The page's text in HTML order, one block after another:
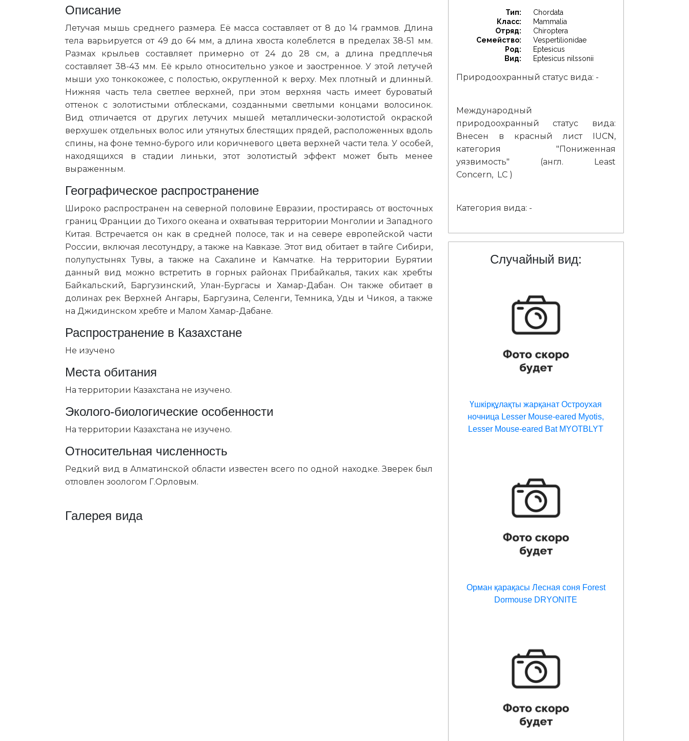
Описание
Летучая мышь среднего размера. Её масса составляет от 8 до 14 граммов. Длина
тела варьируется от 49 до 64 мм, а длина хвоста колеблется в пределах 38-51 мм.
Размах крыльев составляет примерно от 24 до 28 см, а длина предплечья
составляет 38-43 мм. Её крыло относительно узкое и заостренное. У этой летучей
мыши ухо тонкокожее, с полостью, округленной к верху. Мех плотный и длинный.
Нижняя часть тела светлее верхней, при этом верхняя часть имеет буроватый
оттенок с золотистыми отблесками, созданными светлыми концами волосинок.
Вид отличается от других летучих мышей металлически-золотистой окраской
верхушек отдельных волос или утянутых блестящих прядей, расположенных вдоль
спины, на фоне темно-бурого или коричневого цвета верхней части тела. У особей,
находящихся в стадии линьки, этот золотистый эффект может быть менее
выраженным.
Географическое распространение
Широко распространен на северной половине Евразии, простираясь от восточных
границ Франции до Тихого океана и охватывая территории Монголии и Западного
Китая. Встречается он как в средней полосе, так и на севере европейской части
России, включая лесотундру, а также на Кавказе. Этот вид обитает в тайге Сибири,
полупустынях Тувы, а также на Сахалине и Камчатке. На территории Бурятии
данный вид можно встретить в горных районах Прибайкалья, таких как хребты
Байкальский, Баргузинский, Улан-Бургасы и Хамар-Дабан. Он также обитает в
долинах рек Верхней Ангары, Баргузина, Селенги, Темника, Уды и Чикоя, а также
на Джидинском хребте и Малом Хамар-Дабане.
Распространение в Казахстане
Не изучено
Места обитания
На территории Казахстана не изучено.
Эколого-биологические особенности
На территории Казахстана не изучено.
Относительная численность
Редкий вид в Алматинской области известен всего по одной находке. Зверек был
отловлен зоологом Г.Орловым.
Галерея вида
Тип:
Chordata
Класс:
Mammalia
Отряд:
Chiroptera
Семейство:
Vespertilionidae
Род:
Eptesicus
Вид:
Eptesicus nilssonii
Природоохранный статус вида: -
Международный
природоохранный статус вида:
Внесен в красный лист IUCN,
категория "Пониженная
уязвимость" (англ. Least
Concern, LC )
Категория вида: -
Случайный вид:
Үшкірқұлақты жарқанат Остроухая
ночница Lesser Mouse-eared Myotis,
Lesser Mouse-eared Bat MYOTBLYT
Орман қарақасы Лесная соня Forest
Dormouse DRYONITE